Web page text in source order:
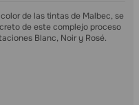
de las tintas de Malbec, se
de este complejo proceso
Blanc, Noir y Rosé.